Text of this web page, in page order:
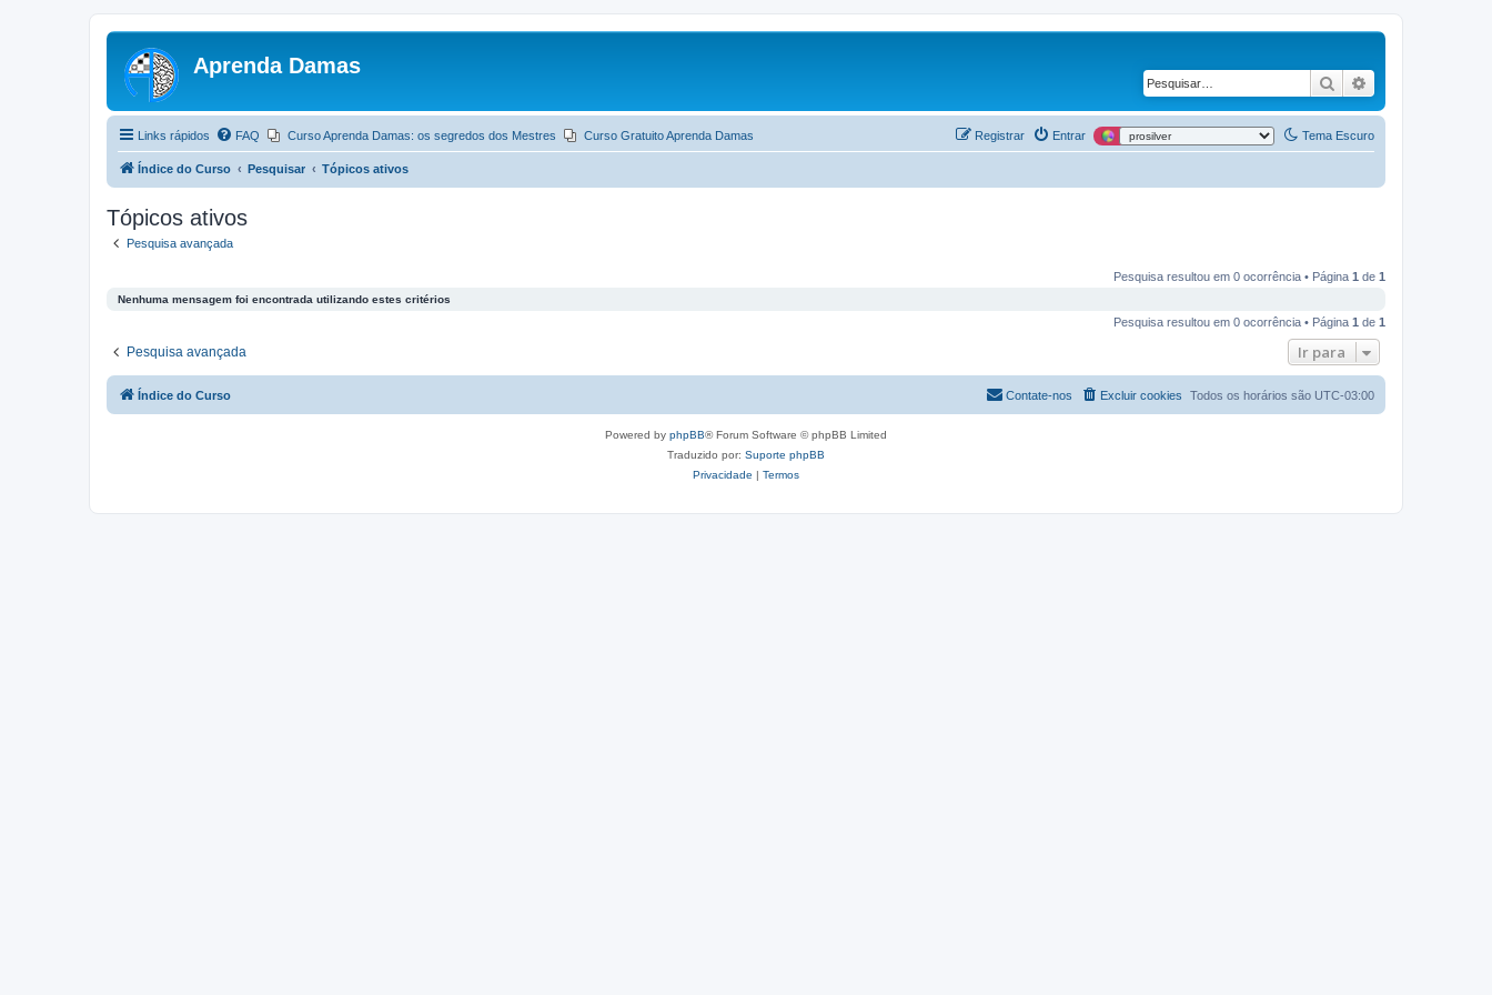
Aprenda Damas
Pesquisar
Links rápidos Tema Escuro
FAQ Curso Aprenda Damas: os segredos dos Mestres Curso Gratuito Aprenda Damas Entrar
Registrar
Índice do Curso Pesquisar Tópicos ativos
Tópicos ativos
Pesquisa avançada
Pesquisa resultou em 0 ocorrência • Página 1 de 1
Nenhuma mensagem foi encontrada utilizando estes critérios
Pesquisa resultou em 0 ocorrência • Página 1 de 1
Pesquisa avançada Ir para
Índice do Curso Todos os horários são UTC-03:00
Excluir cookies
Contate-nos
Powered by phpBB® Forum Software © phpBB Limited
Traduzido por: Suporte phpBB
Privacidade | Termos